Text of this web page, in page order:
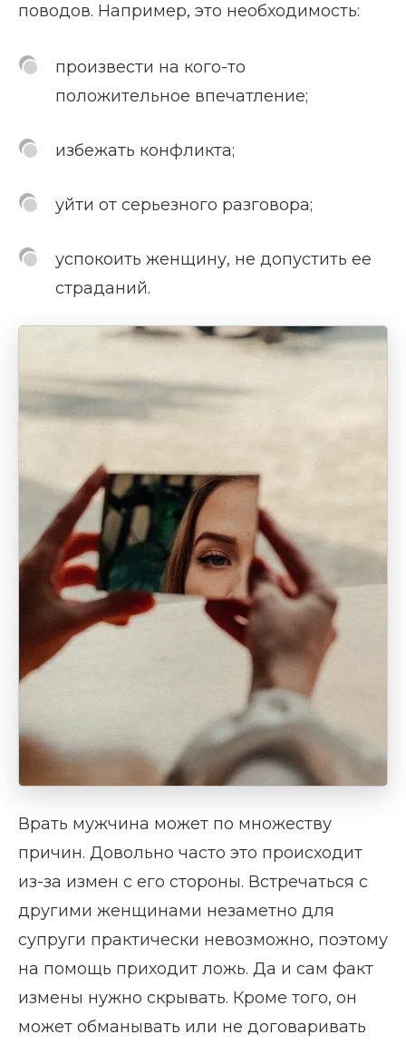
поводов. Например, это необходимость:
произвести на кого-то
положительное впечатление;
избежать конфликта;
уйти от серьезного разговора;
успокоить женщину, не допустить ее
страданий.
Врать мужчина может по множеству
причин. Довольно часто это происходит
из-за измен с его стороны. Встречаться с
другими женщинами незаметно для
супруги практически невозможно, поэтому
на помощь приходит ложь. Да и сам факт
измены нужно скрывать. Кроме того, он
может обманывать или не договаривать